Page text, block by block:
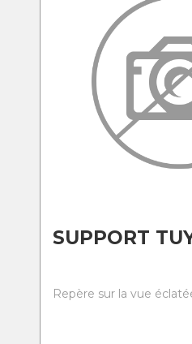
SUPPORT
Repère sur la vue